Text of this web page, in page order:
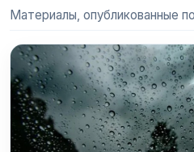
Материалы, опубликованные